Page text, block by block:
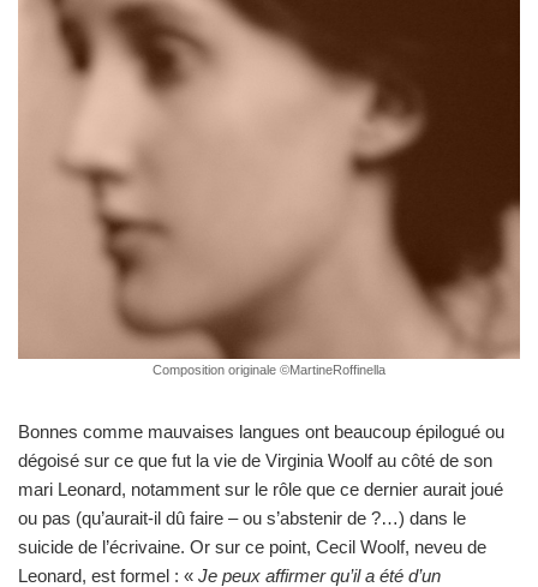
Composition originale ©MartineRoffinella
Bonnes comme mauvaises langues ont beaucoup épilogué ou
dégoisé sur ce que fut la vie de Virginia Woolf au côté de son
mari Leonard, notamment sur le rôle que ce dernier aurait joué
ou pas (qu’aurait-il dû faire – ou s’abstenir de ?…) dans le
suicide de l’écrivaine. Or sur ce point, Cecil Woolf, neveu de
Leonard, est formel : « Je peux affirmer qu’il a été d’un